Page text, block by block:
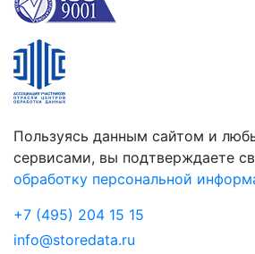
Пользуясь данным сайтом и
сервисами, вы подтверждаете
обработку персональной
+7 (495) 204 15 15
info@storedata.ru